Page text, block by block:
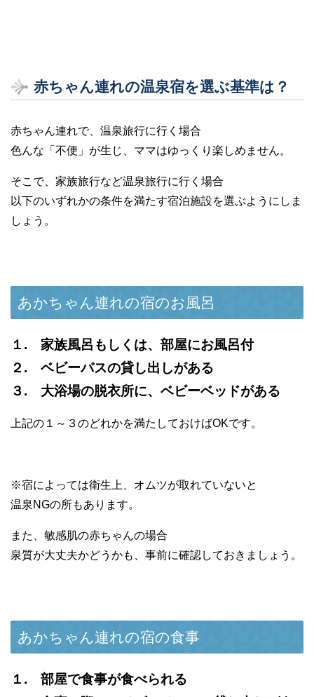
赤ちゃん連れの温泉宿を選ぶ基準は？
赤ちゃん連れで、温泉旅行に行く場合
色んな「不便」が生じ、ママはゆっくり楽しめません。
そこで、家族旅行など温泉旅行に行く場合
以下のいずれかの条件を満たす宿泊施設を選ぶようにしま
しょう。
あかちゃん連れの宿のお風呂
１. 家族風呂もしくは、部屋にお風呂付
２. ベビーバスの貸し出しがある
３. 大浴場の脱衣所に、ベビーベッドがある
上記の１～３のどれかを満たしておけばOKです。
※宿によっては衛生上、オムツが取れていないと
温泉NGの所もあります。
また、敏感肌の赤ちゃんの場合
泉質が大丈夫かどうかも、事前に確認しておきましょう。
あかちゃん連れの宿の食事
１. 部屋で食事が食べられる